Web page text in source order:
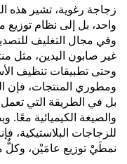
زجاجة رغوية، تشير هذه
واحد، بل إلى نظام
وفي مجال التغليف
غير صابون اليدين، مثل
وحتى تطبيقات تنظيف
ومطوري المنتجات، فإن
بل في الطريقة التي
والصيغة الكيميائية
للزجاجات البلاستيكية،
نمطَيْ توزيع عامَيْن، وكلٌّ